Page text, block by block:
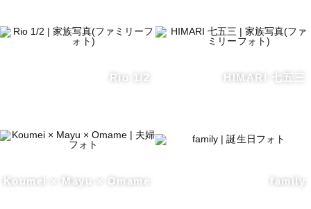
Rio 1/2 HIMARI 七五三
Koumei × Mayu × Omame family